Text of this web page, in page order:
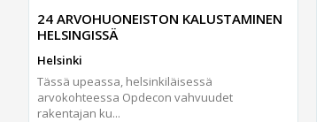
24 ARVOHUONEISTON KALUSTAMINEN
HELSINGISSÄ
Helsinki
Tässä upeassa, helsinkiläisessä
arvokohteessa Opdecon vahvuudet
rakentajan ku...